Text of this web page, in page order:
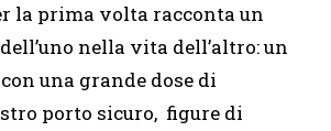
la prima volta racconta un
nella vita dell’altro: un
una grande dose di
porto sicuro, figure di